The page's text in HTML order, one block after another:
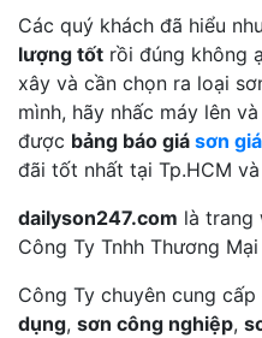
Các quý khách đã hiểu
lượng tốt rồi đúng không
xây và cần chọn ra loại
mình, hãy nhấc máy lên
được bảng báo giá sơn
đãi tốt nhất tại Tp.HCM
dailyson247.com là trang
Công Ty Tnhh Thương
Công Ty chuyên cung
dụng, sơn công nghiệp,